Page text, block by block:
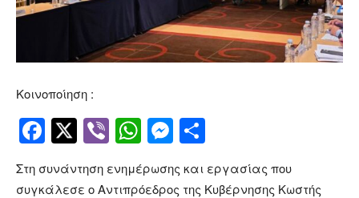
Κοινοποίηση :
Facebook
Twitter
ViberWhatsApp
Messenger
Στη συνάντηση ενημέρωσης και εργασίας που
συγκάλεσε ο Αντιπρόεδρος της Κυβέρνησης Κωστής